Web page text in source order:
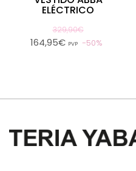
ELÉCTRICO
329,90€
164,95€ PVP 50%